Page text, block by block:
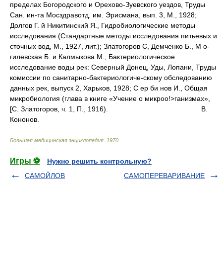
пределах Богородского и Орехово-Зуевского уездов, Труды
Сан. ин-та Мосздравотд. им. Эрисмана, вып. 3, М., 1928;
Долгов Г. й Никитинский Я., Гидробиологические методы
исследования (Стандартные методы исследования питьевых и
сточных вод, М., 1927, лит.); Златогоров С, Демченко Б., М о-
гилевская Б. и Калмыкова М., Бактериологическое
исследование воды рек: Северный Донец, Уды, Лопани, Труды
комиссии по санитарно-бактериологиче-скому обследованию
данных рек, выпуск 2, Харьков, 1928; С ер би нов И., Общая
микробиология (глава в книге «Учение о микроо!>ганизмах»,
[С. Златогоров, ч. 1, П., 1916).
В.
Кононов.
Большая медицинская энциклопедия. 1970.
Игры ⚽
Нужно решить контрольную?
САМОЙЛОВ
САМОПЕРЕВАРИВАНИЕ